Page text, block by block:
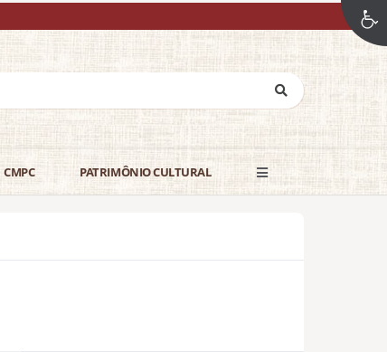
CMPC PATRIMÔNIO CULTURAL